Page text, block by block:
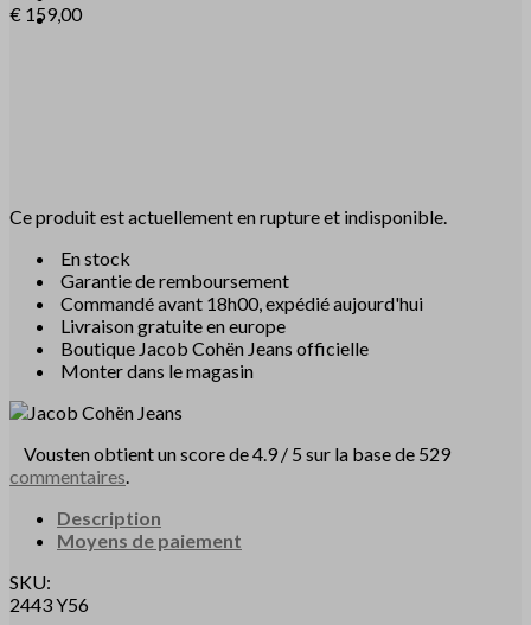
€ 159,00
Ce produit est actuellement en rupture et indisponible.
En stock
Garantie de remboursement
Commandé avant 18h00, expédié aujourd'hui
Livraison gratuite en europe
Boutique Jacob Cohën Jeans officielle
Monter dans le magasin
Vousten obtient un score de 4.9 / 5 sur la base de 529
commentaires
Description
Moyens de paiement
SKU:
2443 Y56